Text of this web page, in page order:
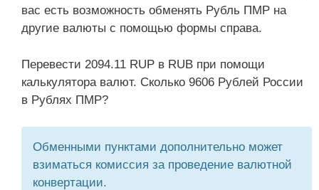
вас есть возможность обменять Рубль ПМР на
другие валюты с помощью формы справа.
Перевести 2094.11 RUP в RUB при помощи
калькулятора валют. Сколько 9606 Рублей России
в Рублях ПМР?
Обменными пунктами дополнительно может
взиматься комиссия за проведение валютной
конвертации.